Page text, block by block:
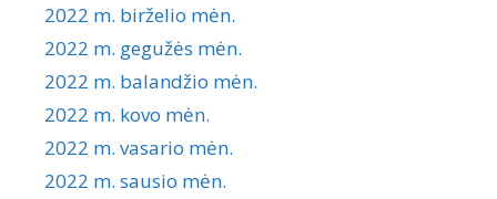
2022 m. birželio mėn.
2022 m. gegužės mėn.
2022 m. balandžio mėn.
2022 m. kovo mėn.
2022 m. vasario mėn.
2022 m. sausio mėn.